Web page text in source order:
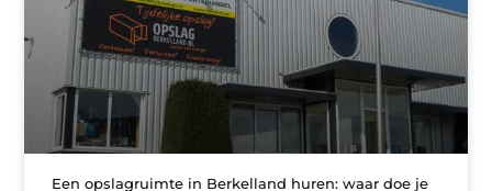
Een opslagruimte in Berkelland huren: waar doe je